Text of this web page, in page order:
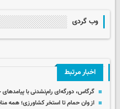
وب گردی
اخبار مرتبط
گرگاس، دورگه‌ای رام‌نشدنی با
از وان حمام تا استخر کشاورزی؛ همه